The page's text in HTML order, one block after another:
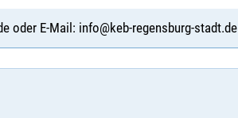
oder E-Mail: info@keb-regensburg-stadt.de